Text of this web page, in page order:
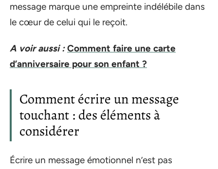
message marque une empreinte indélébile dans
le cœur de celui qui le reçoit.
A voir aussi : Comment faire une carte
d’anniversaire pour son enfant ?
Comment écrire un message
touchant : des éléments à
considérer
Écrire un message émotionnel n’est pas